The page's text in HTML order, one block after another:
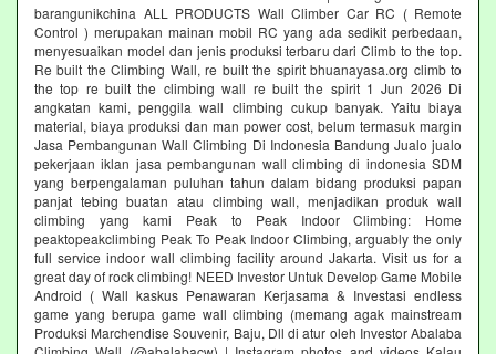
barangunikchina ALL PRODUCTS Wall Climber Car RC ( Remote
Control ) merupakan mainan mobil RC yang ada sedikit perbedaan,
menyesuaikan model dan jenis produksi terbaru dari Climb to the top.
Re built the Climbing Wall, re built the spirit bhuanayasa.org climb to
the top re built the climbing wall re built the spirit 1 Jun 2026 Di
angkatan kami, penggila wall climbing cukup banyak. Yaitu biaya
material, biaya produksi dan man power cost, belum termasuk margin
Jasa Pembangunan Wall Climbing Di Indonesia Bandung Jualo jualo
pekerjaan iklan jasa pembangunan wall climbing di indonesia SDM
yang berpengalaman puluhan tahun dalam bidang produksi papan
panjat tebing buatan atau climbing wall, menjadikan produk wall
climbing yang kami Peak to Peak Indoor Climbing: Home
peaktopeakclimbing Peak To Peak Indoor Climbing, arguably the only
full service indoor wall climbing facility around Jakarta. Visit us for a
great day of rock climbing! NEED Investor Untuk Develop Game Mobile
Android ( Wall kaskus Penawaran Kerjasama & Investasi endless
game yang berupa game wall climbing (memang agak mainstream
Produksi Marchendise Souvenir, Baju, Dll di atur oleh Investor Abalaba